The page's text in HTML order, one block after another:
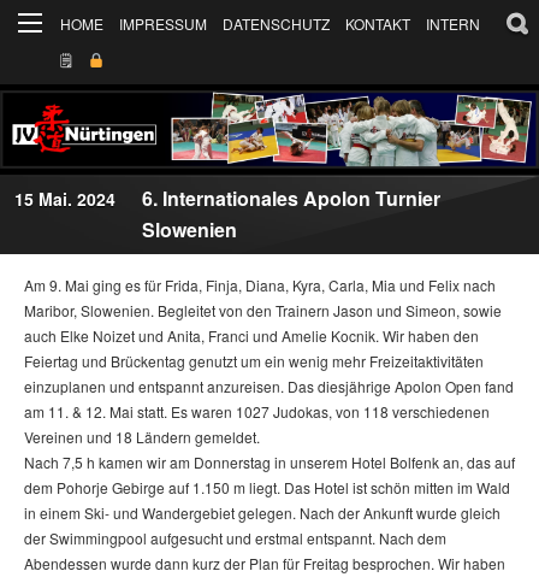
HOME IMPRESSUM DATENSCHUTZ KONTAKT
INTERN
🗒
15 Mai. 2024
6. Internationales Apolon Turnier
Slowenien
Am 9. Mai ging es für Frida, Finja, Diana, Kyra, Carla, Mia und Felix nach
Maribor, Slowenien. Begleitet von den Trainern Jason und Simeon, sowie
auch Elke Noizet und Anita, Franci und Amelie Kocnik. Wir haben den
Feiertag und Brückentag genutzt um ein wenig mehr Freizeitaktivitäten
einzuplanen und entspannt anzureisen. Das diesjährige Apolon Open fand
am 11. & 12. Mai statt. Es waren 1027 Judokas, von 118 verschiedenen
Vereinen und 18 Ländern gemeldet.
Nach 7,5 h kamen wir am Donnerstag in unserem Hotel Bolfenk an, das auf
dem Pohorje Gebirge auf 1.150 m liegt. Das Hotel ist schön mitten im Wald
in einem Ski- und Wandergebiet gelegen. Nach der Ankunft wurde gleich
der Swimmingpool aufgesucht und erstmal entspannt. Nach dem
Abendessen wurde dann kurz der Plan für Freitag besprochen. Wir haben